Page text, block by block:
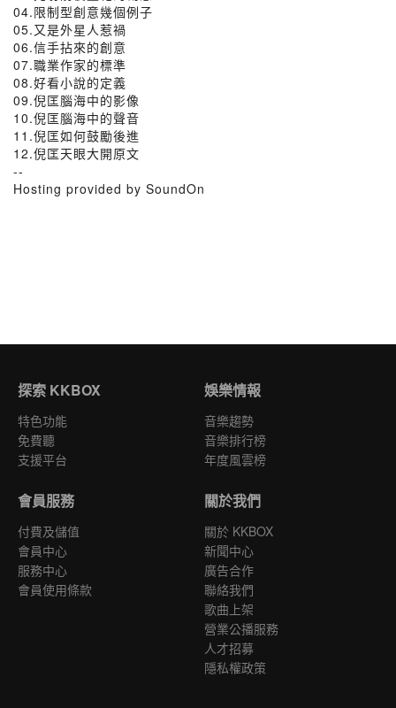
04.限制型創意幾個例子
05.又是外星人惹禍
06.信手拈來的創意
07.職業作家的標準
08.好看小說的定義
09.倪匡腦海中的影像
10.倪匡腦海中的聲音
11.倪匡如何鼓勵後進
12.倪匡天眼大開原文
--
Hosting provided by SoundOn
探索 KKBOX
特色功能
免費聽
支援平台
娛樂情報
音樂趨勢
音樂排行榜
年度風雲榜
會員服務
付費及儲值
會員中心
服務中心
會員使用條款
關於我們
關於 KKBOX
新聞中心
廣告合作
聯絡我們
歌曲上架
營業公播服務
人才招募
隱私權政策